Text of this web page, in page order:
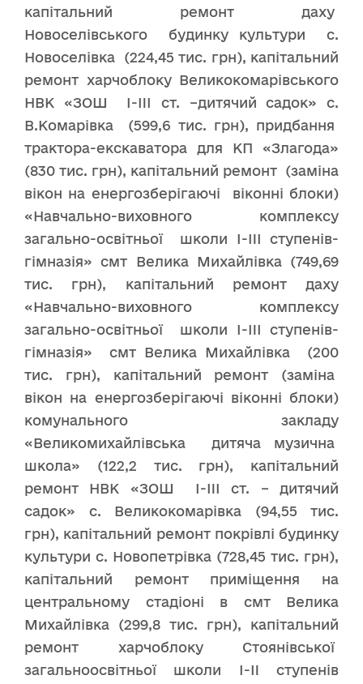
капітальний ремонт даху
Новоселівського будинку культури с.
Новоселівка (224,45 тис. грн), капітальний
ремонт харчоблоку Великокомарівського
НВК «ЗОШ I-III ст. –дитячий садок» с.
В.Комарівка (599,6 тис. грн), придбання
трактора-екскаватора для КП «Злагода»
(830 тис. грн), капітальний ремонт (заміна
вікон на енергозберігаючі віконні блоки)
«Навчально-виховного комплексу
загально-освітньої школи I-III ступенів-
гімназія» смт Велика Михайлівка (749,69
тис. грн), капітальний ремонт даху
«Навчально-виховного комплексу
загально-освітньої школи I-III ступенів-
гімназія» смт Велика Михайлівка (200
тис. грн), капітальний ремонт (заміна
вікон на енергозберігаючі віконні блоки)
комунального закладу
«Великомихайлівська дитяча музична
школа» (122,2 тис. грн), капітальний
ремонт НВК «ЗОШ I-III ст. – дитячий
садок» с. Великокомарівка (94,55 тис.
грн), капітальний ремонт покрівлі будинку
культури с. Новопетрівка (728,45 тис. грн),
капітальний ремонт приміщення на
центральному стадіоні в смт Велика
Михайлівка (299,8 тис. грн), капітальний
ремонт харчоблоку Стоянівської
загальноосвітньої школи I-II ступенів